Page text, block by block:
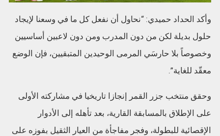
وأكد الحداد حميدي: “نحاول أن نفعل كل ما في وسعنا لإيجاد
حلول بديلة لكن من دون المدرب ومن دون لاعبين أساسيين
وخصوصاً بلا حارسَي المرمى الوحيدين المتبقيين، فإن الوضع
معقّد للغاية”.
وحقق منتخب جزر القمر إنجازا تاريخيا في مشاركته الأولى
على الإطلاق بالمسابقة القارية، بعد تأهله إلى الأدوار
الإقصائية للبطولة، وفجر مفاجأة من العيار الثقيل بفوزه على